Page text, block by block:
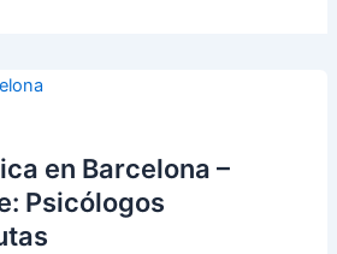
en Barcelona –
Psicólogos